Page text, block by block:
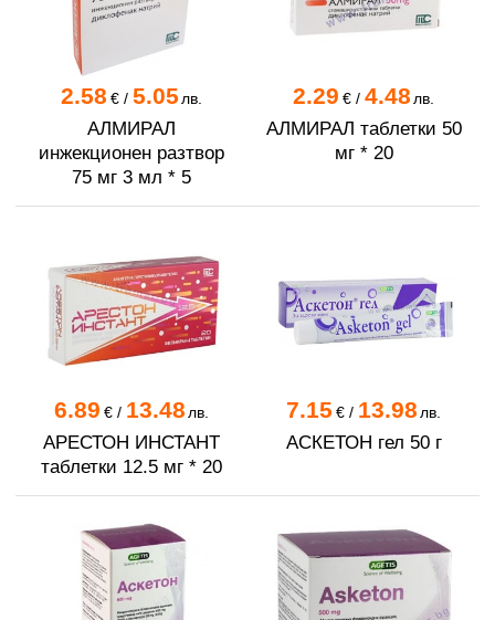
2.58 €/ 5.05 лв.
АЛМИРАЛ
инжекционен разтвор
75 мг 3 мл * 5
2.29 €/ 4.48 лв.
АЛМИРАЛ таблетки 50
мг * 20
6.89 €/ 13.48 лв.
АРЕСТОН ИНСТАНТ
таблетки 12.5 мг * 20
7.15 €/ 13.98 лв.
АСКЕТОН гел 50 г